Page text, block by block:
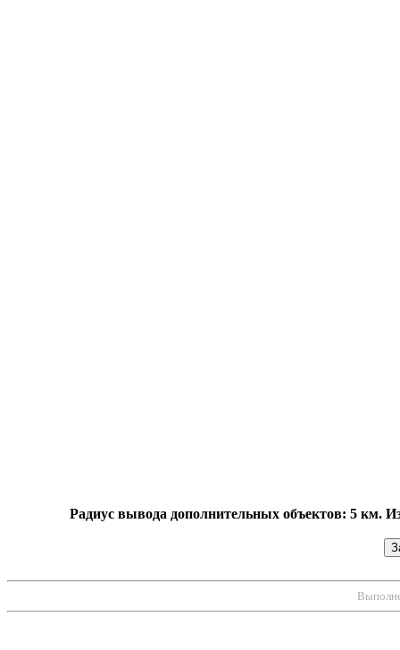
Радиус вывода дополнительных объектов: 5 км.